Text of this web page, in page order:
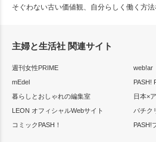
そぐわない古い価値観、自分らしく働く方
主婦と生活社 関連サイト
週刊女性PRIME
web!ar
mEdel
PASH!
暮らしとおしゃれの編集室
日本×
LEON オフィシャルWebサイト
パチク
コミックPASH！
PASH!